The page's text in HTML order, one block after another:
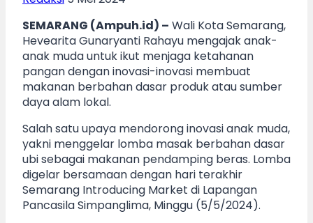
SEMARANG (Ampuh.id) – Wali Kota Semarang,
Hevearita Gunaryanti Rahayu mengajak anak-
anak muda untuk ikut menjaga ketahanan
pangan dengan inovasi-inovasi membuat
makanan berbahan dasar produk atau sumber
daya alam lokal.
Salah satu upaya mendorong inovasi anak muda,
yakni menggelar lomba masak berbahan dasar
ubi sebagai makanan pendamping beras. Lomba
digelar bersamaan dengan hari terakhir
Semarang Introducing Market di Lapangan
Pancasila Simpanglima, Minggu (5/5/2024).